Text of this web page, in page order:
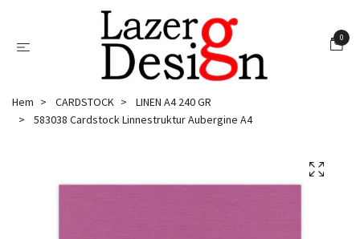
0
Hem CARDSTOCK
LINEN A4 240 GR
583038 Cardstock Linnestruktur Aubergine A4